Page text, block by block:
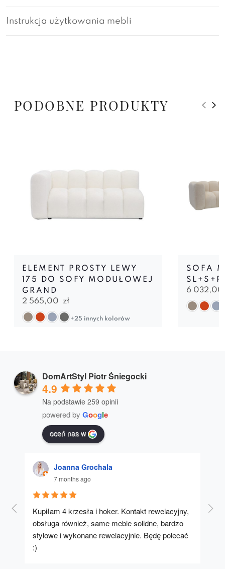
Instrukcja użytkowania mebli
PODOBNE PRODUKTY
ELEMENT PROSTY LEWY
175 DO SOFY MODUŁOWEJ
GRAND
2 565,00 zł
+25 innych kolorów
SOFA
6 032,00
DomArtStyl Piotr Śniegocki
4.9
Na podstawie 259 opinii
powered by Google
oceń nas w
Joanna Grochala
7 months ago
Kupiłam 4 krzesła i hoker. Kontakt rewelacyjny,
obsługa również, same meble solidne, bardzo
stylowe i wykonane rewelacyjnie. Będę polecać
:)
A